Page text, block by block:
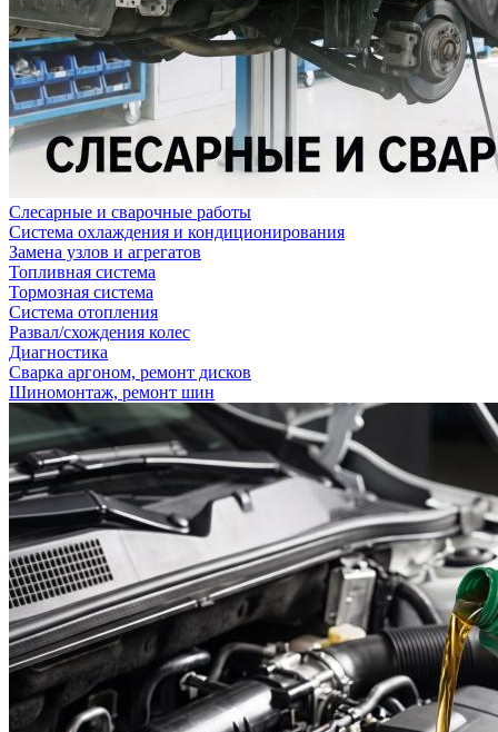
Слесарные и сварочные работы
Система охлаждения и кондиционирования
Замена узлов и агрегатов
Топливная система
Тормозная система
Система отопления
Развал/схождения колес
Диагностика
Сварка аргоном, ремонт дисков
Шиномонтаж, ремонт шин